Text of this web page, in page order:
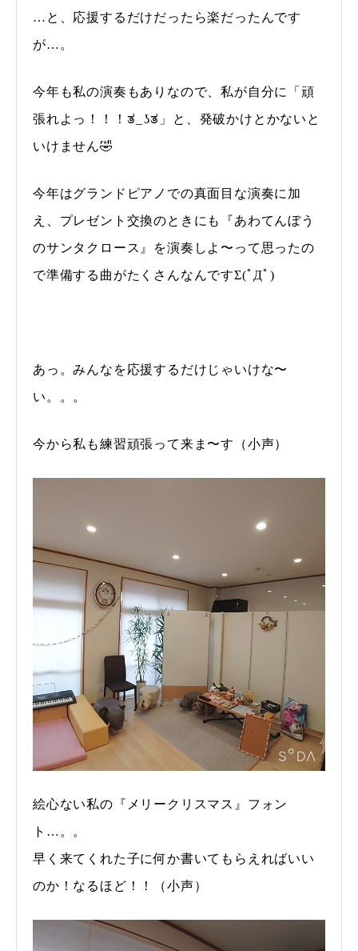
…と、応援するだけだったら楽だったんです
が…。
今年も私の演奏もありなので、私が自分に「頑
張れよっ！！！ತ⁠_⁠ʖ⁠ತ」と、発破かけとかないと
いけません🤣
今年はグランドピアノでの真面目な演奏に加
え、プレゼント交換のときにも『あわてんぼう
のサンタクロース』を演奏しよ〜って思ったの
で準備する曲がたくさんなんですΣ(ﾟДﾟ)
あっ。みんなを応援するだけじゃいけな〜
い。。。
今から私も練習頑張って来ま〜す（小声）
絵心ない私の『メリークリスマス』フォン
ト…。。
早く来てくれた子に何か書いてもらえればいい
のか！なるほど！！（小声）